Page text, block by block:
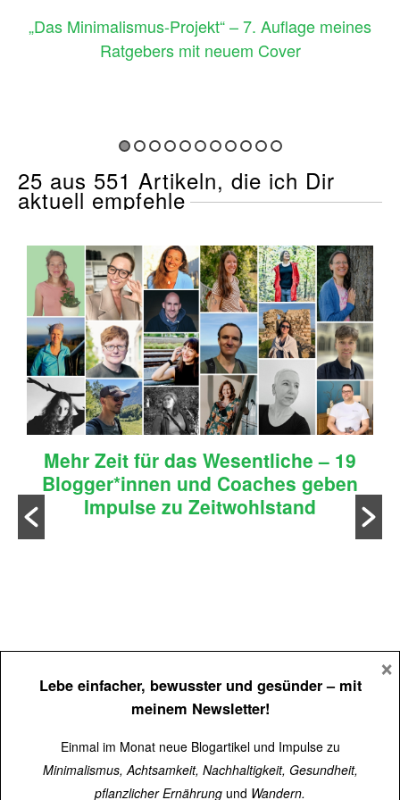
„Das Minimalismus-Projekt“ – 7. Auflage meines
Ratgebers mit neuem Cover
25 aus 551 Artikeln, die ich Dir
aktuell empfehle
Mehr Zeit für das Wesentliche – 19
Blogger*innen und Coaches geben
Impulse zu Zeitwohlstand
Lebe einfacher, bewusster und gesünder– mit
meinem Newsletter!
Einmal im Monat neue Blogartikel und Impulse zu
Minimalismus, Achtsamkeit, Nachhaltigkeit, Gesundheit,
pflanzlicher Ernährung und Wandern.
×